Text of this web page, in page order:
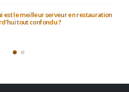
: Le maître d’hôtel du XXIe siècle